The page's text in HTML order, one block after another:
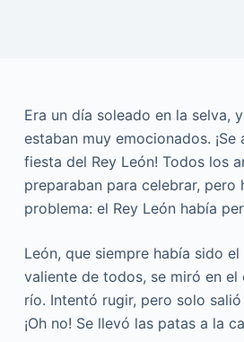
Era un día soleado en la selva,
estaban muy emocionados. ¡Se
fiesta del Rey León! Todos los
preparaban para celebrar, pero
problema: el Rey León había
León, que siempre había sido
valiente de todos, se miró en el
río. Intentó rugir, pero solo salió
¡Oh no! Se llevó las patas a la